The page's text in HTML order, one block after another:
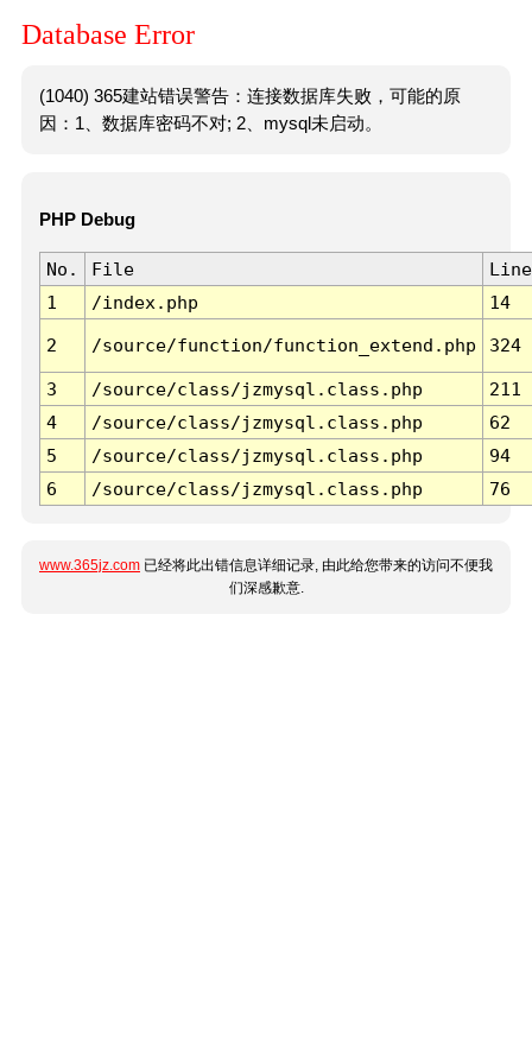
Database Error
(1040) 365建站错误警告：连接数据库失败，可能的原
因：1、数据库密码不对; 2、mysql未启动。
PHP Debug
No. File
Line
1
/index.php 14
2 /source/function/function_extend.php 324
3 /source/class/jzmysql.class.php
211
4
/source/class/jzmysql.class.php
62
5
/source/class/jzmysql.class.php
94
6
/source/class/jzmysql.class.php 76
www.365jz.com 已经将此出错信息详细记录, 由此给您带来的访问不便我
们深感歉意.